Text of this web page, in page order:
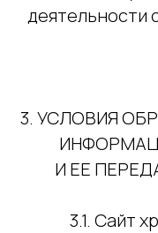
деятельности
3. УСЛОВИЯ
И ЕЕ
3.1. Сайт